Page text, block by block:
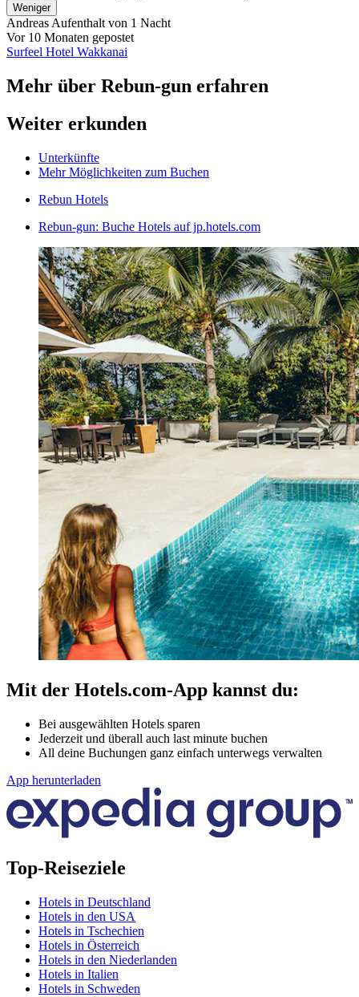
Weniger
Andreas Aufenthalt von 1 Nacht
Vor 10 Monaten gepostet
Surfeel Hotel Wakkanai
Mehr über Rebun-gun erfahren
Weiter erkunden
Unterkünfte
Mehr Möglichkeiten zum Buchen
Rebun Hotels
Rebun-gun: Buche Hotels auf jp.hotels.com
Mit der Hotels.com-App kannst du:
Bei ausgewählten Hotels sparen
Jederzeit und überall auch last minute buchen
All deine Buchungen ganz einfach unterwegs verwalten
App herunterladen
Top-Reiseziele
Hotels in Deutschland
Hotels in den USA
Hotels in Tschechien
Hotels in Österreich
Hotels in den Niederlanden
Hotels in Italien
Hotels in Schweden